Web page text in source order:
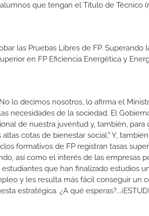
que tengan el Título de Técnico
las Pruebas Libres de FP. Superando
en FP Eficiencia Energética y
lo decimos nosotros, lo afirma el
necesidades de la sociedad. El
de nuestra juventud y, también, para
cotas de bienestar social." Y,
formativos de FP registran tasas
así como el interés de las empresas
que han finalizado estudios
y les resulta más fácil conseguir un
estratégica. ¿A qué